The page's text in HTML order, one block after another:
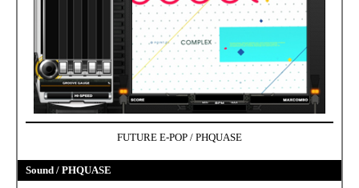
FUTURE E-POP / PHQUASE
Sound / PHQUASE